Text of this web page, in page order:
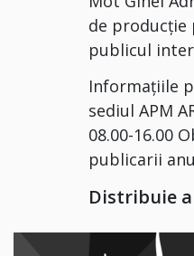
de producție
publicul
Informațiile
sediul APM
08.00-16.00
publicarii
Distribuie